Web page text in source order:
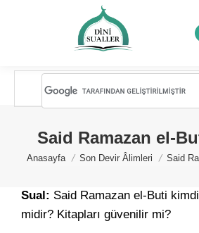
Said Ramazan el-
You are here:
Anasayfa Son Devir Âlimleri Said
Sual: Said Ramazan el-Buti
midir? Kitapları güvenilir mi?